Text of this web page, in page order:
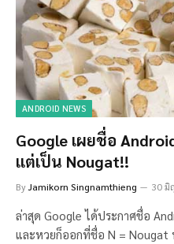
ANDROID NEWS
Google เผยชื่อ
แต่เป็น Nougat!!
ByJamikorn Singnamthieng 30 มิ
ล่าสุด Google ได้ประกาศชื่อ
และหวยก็ออกที่ชื่อ N = Nougat